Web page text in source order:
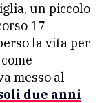
un piccolo
17
la vita per
messo al
due anni